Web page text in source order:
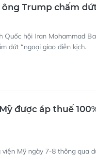
ông Trump chấm
Quốc hội Iran Mohammad
dứt “ngoại giao diễn kịch.
được áp thuế
viện Mỹ ngày 7-8 thông qua